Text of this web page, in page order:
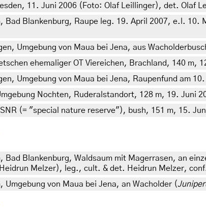
11. Juni 2006 (Foto: Olaf Leillinger), det. Olaf
Bad Blankenburg, Raupe leg. 19. April 2007, e.l.
Umgebung von Maua bei Jena, aus
ehemaliger OT Viereichen, Brachland, 140 m,
Umgebung von Maua bei Jena, Raupenfund am
Nochten, Ruderalstandort, 128 m, 19. Juni
(= "special nature reserve"), bush, 151 m, 15.
Bad Blankenburg, Waldsaum mit Magerrasen, an
Melzer), leg., cult. & det. Heidrun Melzer,
Umgebung von Maua bei Jena, an Wacholder (